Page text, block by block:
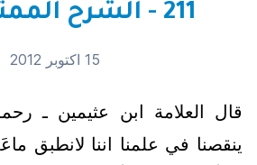
211 - الشرح الممتع 166/7
15 اكتوبر 2012
قال العلامة ابن عثيمين ـ
ينقصنا في علمنا اننا لانطبق